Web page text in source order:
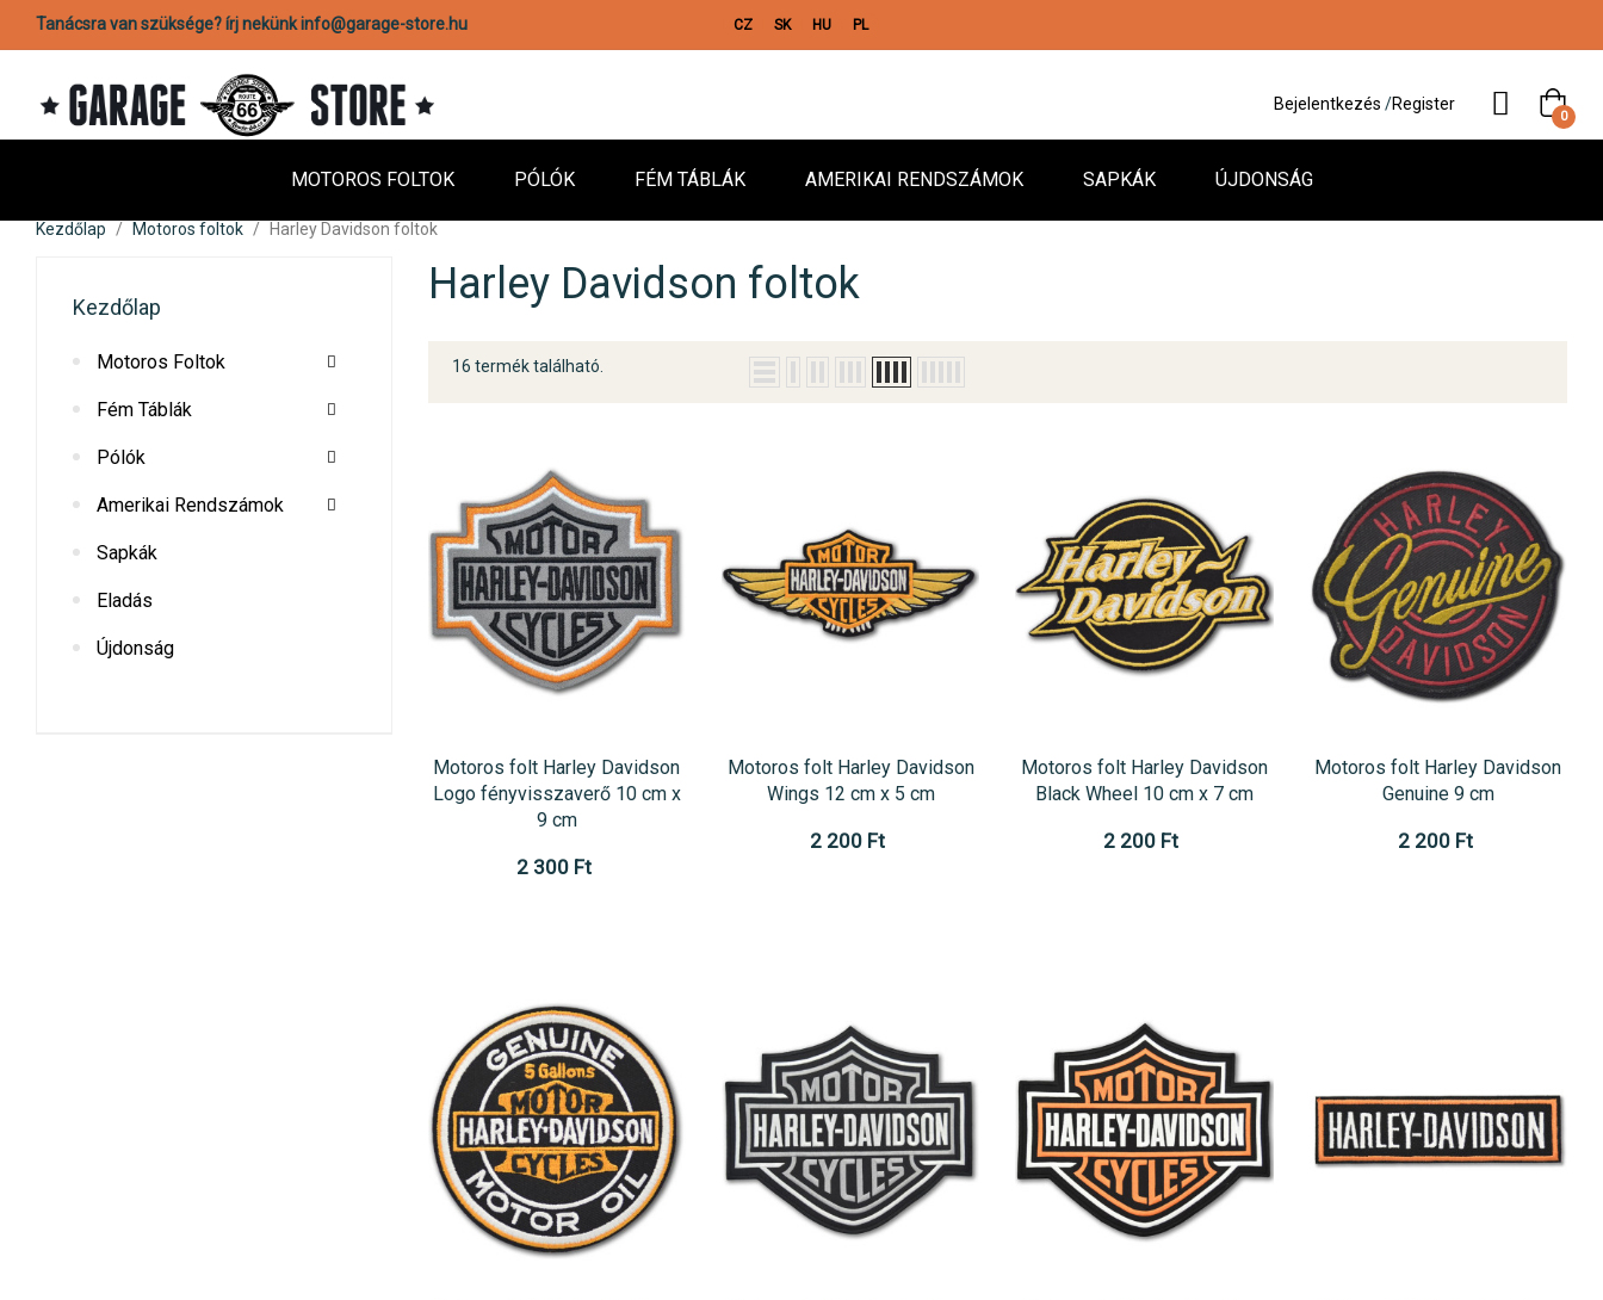
Tanácsra van szüksége? írj nekünk info@garage-store.hu CZ SK HU PL
Bejelentkezés /Register
0
MOTOROS FOLTOK PÓLÓK FÉM TÁBLÁK AMERIKAI RENDSZÁMOK SAPKÁK ÚJDONSÁG
Kezdőlap Motoros foltok Harley Davidson foltok
Kezdőlap
Motoros Foltok
Fém Táblák
Pólók
Amerikai Rendszámok
Sapkák
Eladás
Újdonság
Harley Davidson foltok
16 termék található.
Motoros folt Harley Davidson
Logo fényvisszaverő 10 cm x
9 cm
2 300 Ft
Motoros folt Harley Davidson
Wings 12 cm x 5 cm
2 200 Ft
Motoros folt Harley Davidson
Black Wheel 10 cm x 7 cm
2 200 Ft
Motoros folt Harley Davidson
Genuine 9 cm
2 200 Ft